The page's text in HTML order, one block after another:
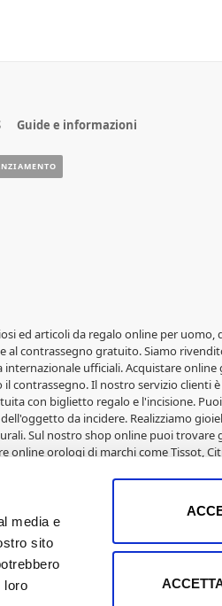
media e
sito
loro
Guide e informazioni
ed articoli da regalo online per uomo,
al contrassegno gratuito. Siamo
ufficiali. Acquistare online
contrassegno. Il nostro servizio clienti
con biglietto regalo e l'incisione.
da incidere. Realizziamo
Sul nostro shop online puoi trovare
online orologi di marchi come Tissot,
Sacre, San Francesco, Padre Pio,
per donna, San Valentino,
REA Pisa n°104795 il 9/3/1991
proprietari e sono puramente indicative,
direttamente dal sito. I LOGHI